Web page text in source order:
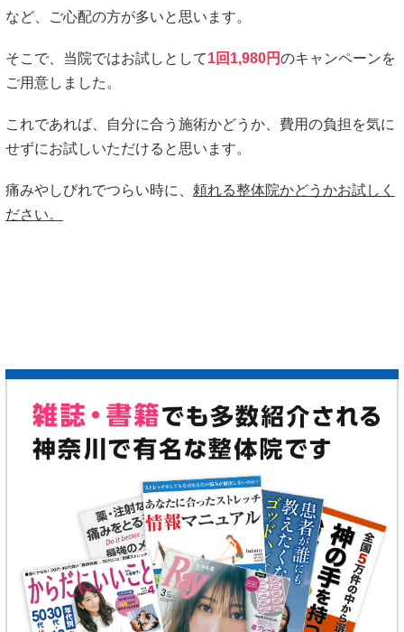
など、ご心配の方が多いと思います。
そこで、当院ではお試しとして1回1,980円のキャンペーンを
ご用意しました。
これであれば、自分に合う施術かどうか、費用の負担を気に
せずにお試しいただけると思います。
痛みやしびれでつらい時に、 頼れる整体院かどうかお試しく
ださい。